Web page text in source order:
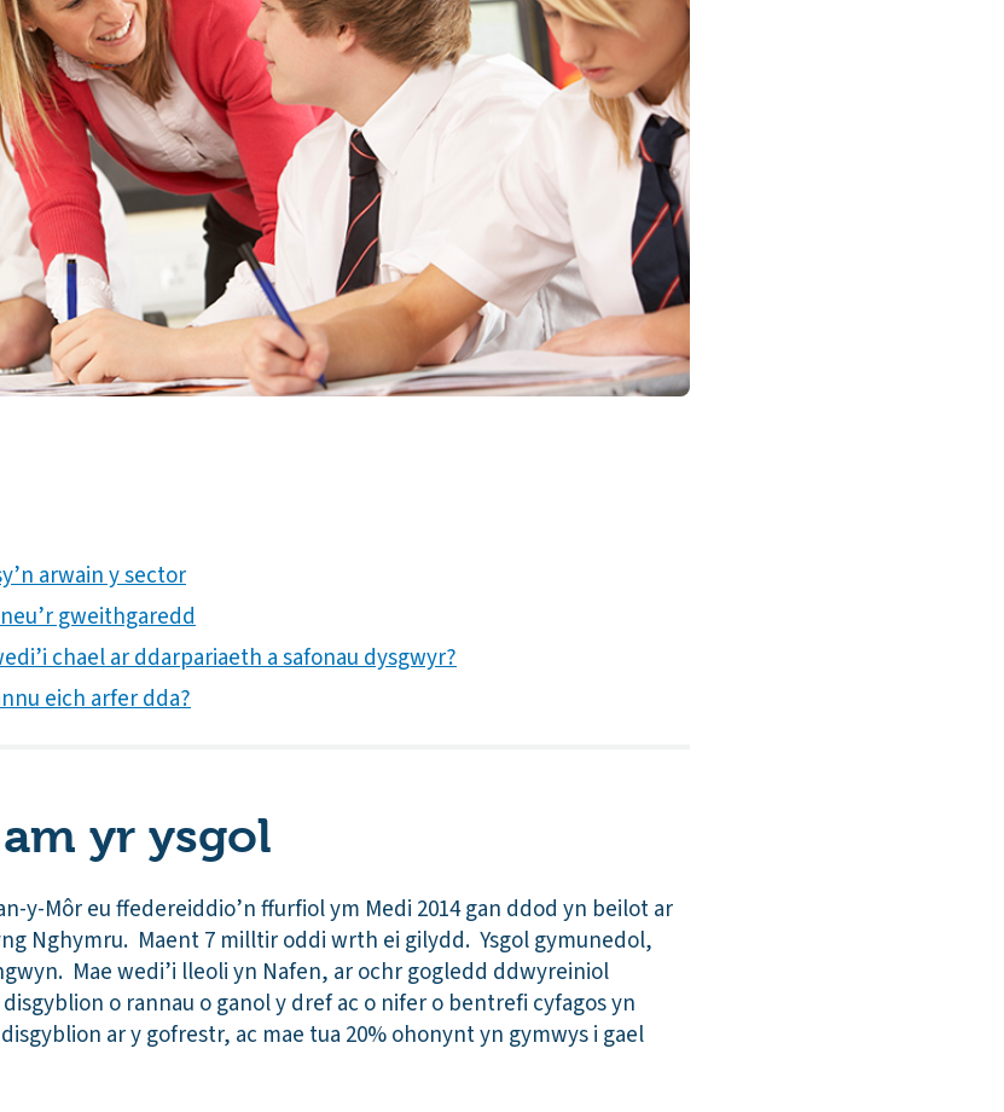
arwain y sector
gweithgaredd
chael ar ddarpariaeth a safonau dysgwyr?
eich arfer dda?
yr ysgol
y-Môr eu ffedereiddio’n ffurfiol ym Medi 2014 gan ddod yn beilot ar
Nghymru. Maent 7 milltir oddi wrth ei gilydd. Ysgol gymunedol,
Mae wedi’i lleoli yn Nafen, ar ochr gogledd ddwyreiniol
o rannau o ganol y dref ac o nifer o bentrefi cyfagos yn
ar y gofrestr, ac mae tua 20% ohonynt yn gymwys i gael